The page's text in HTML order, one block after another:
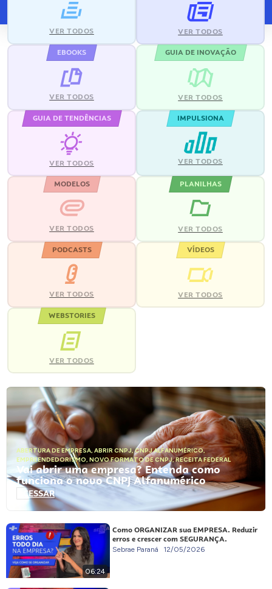
VER TODOS VER TODOS
EBOOKS
VER TODOS
GUIA DE INOVAÇÃO
VER TODOS
GUIA DE TENDÊNCIAS
VER TODOS
IMPULSIONA
VER TODOS
MODELOS
VER TODOS
PLANILHAS
VER TODOS
PODCASTS
VER TODOS
VÍDEOS
VER TODOS
WEBSTORIES
VER TODOS
ABERTURA DE EMPRESA, ABRIR CNPJ,CNPJ ALFANUMÉRICO,
EMPREENDEDORISMO, NOVO FORMATO DE CNPJ,RECEITA FEDERAL
Vai abrir uma empresa? Entenda como
funciona o novo CNPJ Alfanumérico
ACESSAR
06:24
Como ORGANIZAR sua EMPRESA. Reduzir
erros e crescer com SEGURANÇA.
Sebrae Paraná 12/05/2026